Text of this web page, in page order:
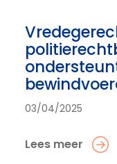
03/04/2025
Lees meer